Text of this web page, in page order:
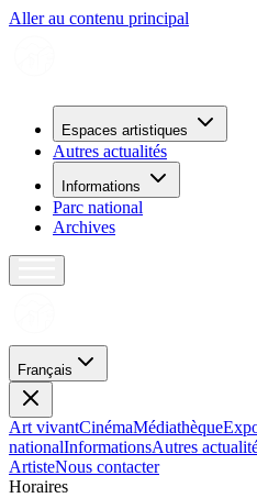
Aller au contenu principal
Espaces artistiques
Autres actualités
Informations
Parc national
Archives
Français
Art vivantCinémaMédiathèque
nationalInformationsAutres
ArtisteNous contacter
Horaires